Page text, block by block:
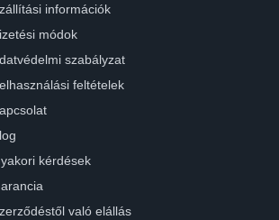
információk
módok
szabályzat
feltételek
kérdések
való elállás